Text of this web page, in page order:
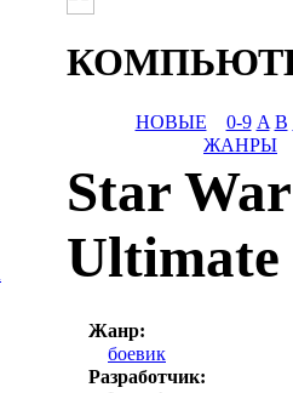
НОВЫЕ 0-9 A B
ЖАНРЫ
Star
Жанр:
боевик
Разработчик: